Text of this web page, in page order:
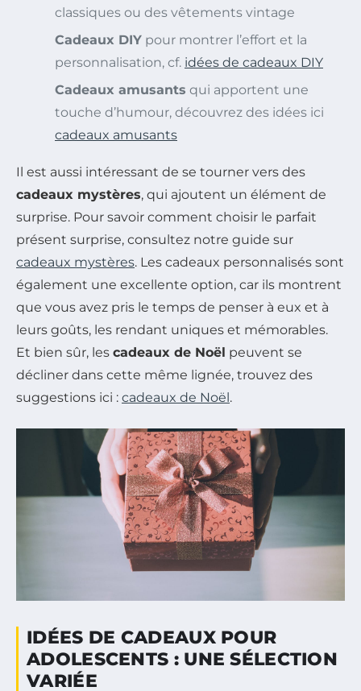
classiques ou des vêtements vintage
Cadeaux DIY pour montrer l’effort et la
personnalisation, cf. idées de cadeaux DIY
Cadeaux amusants qui apportent une
touche d’humour, découvrez des idées ici
cadeaux amusants
Il est aussi intéressant de se tourner vers des
cadeaux mystères, qui ajoutent un élément de
surprise. Pour savoir comment choisir le parfait
présent surprise, consultez notre guide sur
cadeaux mystères. Les cadeaux personnalisés sont
également une excellente option, car ils montrent
que vous avez pris le temps de penser à eux et à
leurs goûts, les rendant uniques et mémorables.
Et bien sûr, les cadeaux de Noël peuvent se
décliner dans cette même lignée, trouvez des
suggestions ici : cadeaux de Noël .
IDÉES DE CADEAUX POUR
ADOLESCENTS : UNE SÉLECTION
VARIÉE